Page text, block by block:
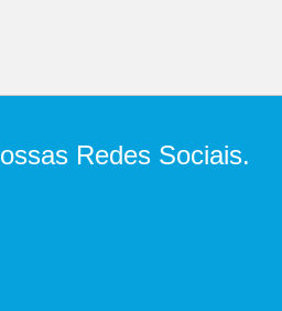
Redes Sociais.